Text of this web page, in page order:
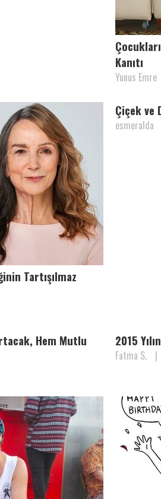
Kanıtı
Yunus Emre
Tartışılmaz
Çiçek ve
esmeralda
Hem Mutlu
2015
Fatma S. |